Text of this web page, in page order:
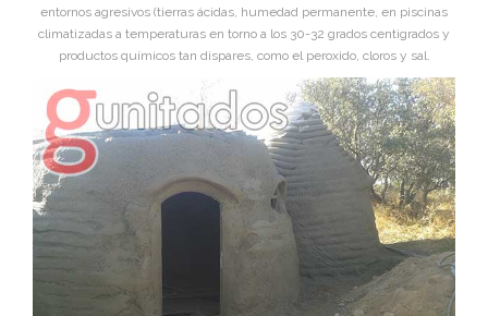
entornos agresivos (tierras ácidas, humedad permanente, en piscinas
climatizadas a temperaturas en torno a los 30-32 grados centigrados y
productos químicos tan dispares, como el peroxido, cloros y sal.